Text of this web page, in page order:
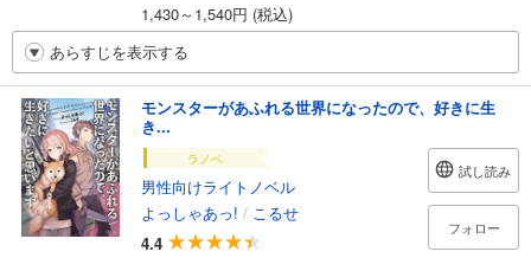
1,430～1,540円 (税込)
あらすじを表示する
モンスターがあふれる世界になったので、好きに生
き...
ラノベ
男性向けライトノベル
よっしゃあっ! / こるせ
4.4
試し読み
フォロー